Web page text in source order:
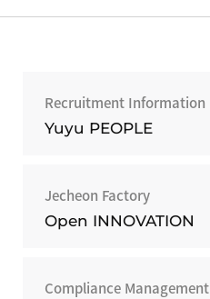
Recruitment Information
Yuyu PEOPLE
Jecheon Factory
Open INNOVATION
Compliance Management